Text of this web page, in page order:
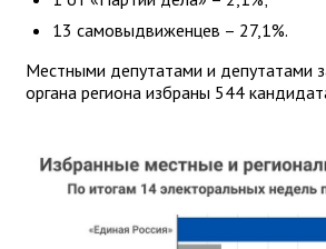
13 самовыдвиженцев – 27,1%.
Местными депутатами и депутатами
органа региона избраны 544